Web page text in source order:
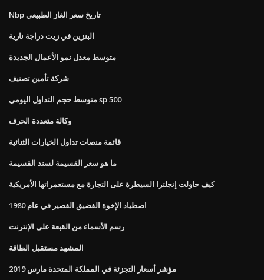
Nbp تاريخ سعر الغاز الطبيعي
البنزين في زيت دراجة نارية
متوسط ​​معدل نمو الأعمال الجديدة
شركة تأمين تصنيف
متوسط ​​حجم التداول اليومي sp 500
وكالة متعددة الحرف
قائمة منصات تداول الخيارات الثنائية
ما هو سعر القسيمة لسند القسيمة
كيف حاولت إنجلترا السيطرة على التجارة مع مستعمراتها الأمريكية
اصطياد الإخوة الفضيق القصير في عام 1980
رسم الأسماء من القبعة على الإنترنت
المشهد مستقبل الطاقة
مؤشر أسعار التجزئة في المملكة المتحدة مارس 2019